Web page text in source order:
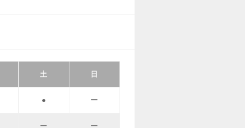
土 日
● ー
ー ー